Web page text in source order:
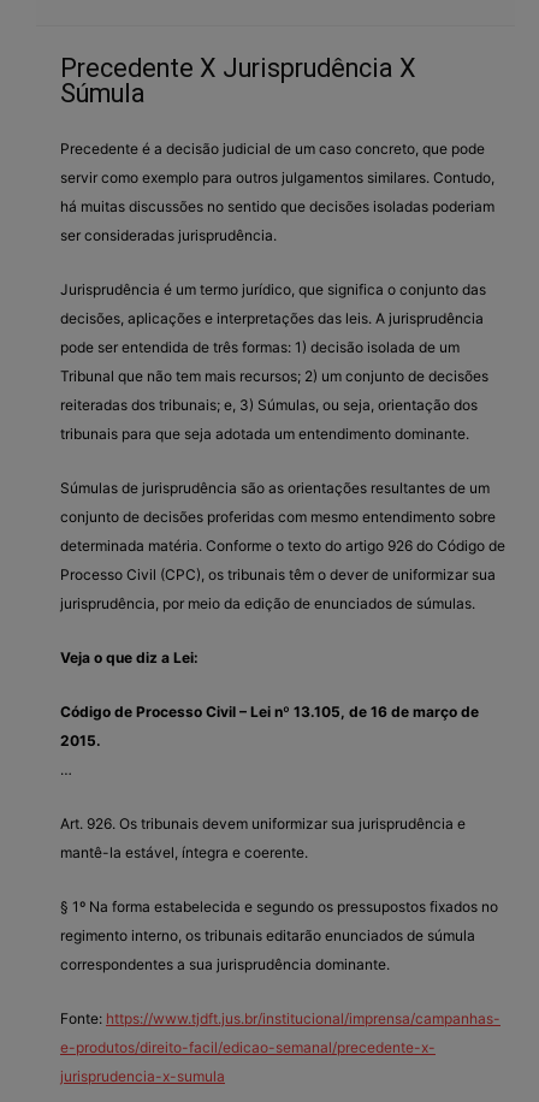
Precedente X Jurisprudência X
Súmula
Precedente é a decisão judicial de um caso concreto, que pode
servir como exemplo para outros julgamentos similares. Contudo,
há muitas discussões no sentido que decisões isoladas poderiam
ser consideradas jurisprudência.
Jurisprudência é um termo jurídico, que significa o conjunto das
decisões, aplicações e interpretações das leis. A jurisprudência
pode ser entendida de três formas: 1) decisão isolada de um
Tribunal que não tem mais recursos; 2) um conjunto de decisões
reiteradas dos tribunais; e, 3) Súmulas, ou seja, orientação dos
tribunais para que seja adotada um entendimento dominante.
Súmulas de jurisprudência são as orientações resultantes de um
conjunto de decisões proferidas com mesmo entendimento sobre
determinada matéria. Conforme o texto do artigo 926 do Código de
Processo Civil (CPC), os tribunais têm o dever de uniformizar sua
jurisprudência, por meio da edição de enunciados de súmulas.
Veja o que diz a Lei:
Código de Processo Civil – Lei nº 13.105, de 16 de março de
2015.
…
Art. 926. Os tribunais devem uniformizar sua jurisprudência e
mantê-la estável, íntegra e coerente.
§ 1º Na forma estabelecida e segundo os pressupostos fixados no
regimento interno, os tribunais editarão enunciados de súmula
correspondentes a sua jurisprudência dominante.
Fonte: https://www.tjdft.jus.br/institucional/imprensa/campanhas-
e-produtos/direito-facil/edicao-semanal/precedente-x-
jurisprudencia-x-sumula